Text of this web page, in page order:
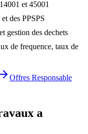
et 45001
des PPSPS
gestion des dechets
de frequence, taux de
Offres Responsable
a